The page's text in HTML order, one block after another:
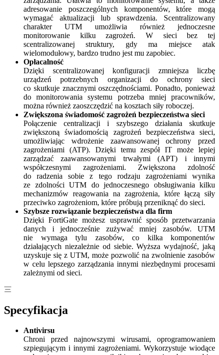
adresowanie poszczególnych komponentów, które mogą
wymagać aktualizacji lub sprawdzenia. Scentralizowany
charakter UTM umożliwia również jednoczesne
monitorowanie kilku zagrożeń. W sieci bez tej
scentralizowanej struktury, gdy ma miejsce atak
wielomodułowy, bardzo trudno jest mu zapobiec.
Opłacalność
Dzięki scentralizowanej konfiguracji zmniejsza liczbę
urządzeń potrzebnych organizacji do ochrony sieci
co skutkuje znacznymi oszczędnościami. Ponadto, ponieważ
do monitorowania systemu potrzeba mniej pracowników,
można również zaoszczędzić na kosztach siły roboczej.
Zwiększona świadomość zagrożeń bezpieczeństwa sieci
Połączenie centralizacji i szybszego działania skutkuje
zwiększoną świadomością zagrożeń bezpieczeństwa sieci,
umożliwiając wdrożenie zaawansowanej ochrony przed
zagrożeniami (ATP). Dzięki temu zespół IT może lepiej
zarządzać zaawansowanymi trwałymi (APT) i innymi
współczesnymi zagrożeniami. Zwiększona zdolność
do radzenia sobie z tego rodzaju zagrożeniami wynika
ze zdolności UTM do jednoczesnego obsługiwania kilku
mechanizmów reagowania na zagrożenia, które łączą siły
przeciwko zagrożeniom, które próbują przeniknąć do sieci.
Szybsze rozwiązanie bezpieczeństwa dla firm
Dzięki FortiGate możesz usprawnić sposób przetwarzania
danych i jednocześnie zużywać mniej zasobów. UTM
nie wymaga tylu zasobów, co kilka komponentów
działających niezależnie od siebie. Wyższa wydajność, jaką
uzyskuje się z UTM, może pozwolić na zwolnienie zasobów
w celu lepszego zarządzania innymi niezbędnymi procesami
zależnymi od sieci.
Specyfikacja
Antivirsu
Chroni przed najnowszymi wirusami, oprogramowaniem
szpiegującym i innymi zagrożeniami. Wykorzystuje wiodące